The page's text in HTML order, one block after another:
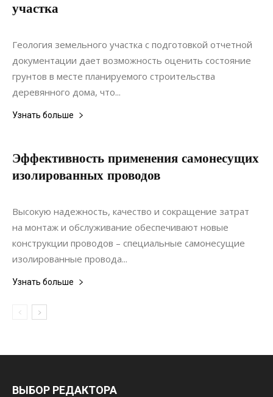
участка
27.04.2019
Геология земельного участка с подготовкой отчетной
документации дает возможность оценить состояние
грунтов в месте планируемого строительства
деревянного дома, что...
Узнать больше
Эффективность применения самонесущих
изолированных проводов
22.06.2020
Высокую надежность, качество и сокращение затрат
на монтаж и обслуживание обеспечивают новые
конструкции проводов – специальные самонесущие
изолированные провода...
Узнать больше
ВЫБОР РЕДАКТОРА